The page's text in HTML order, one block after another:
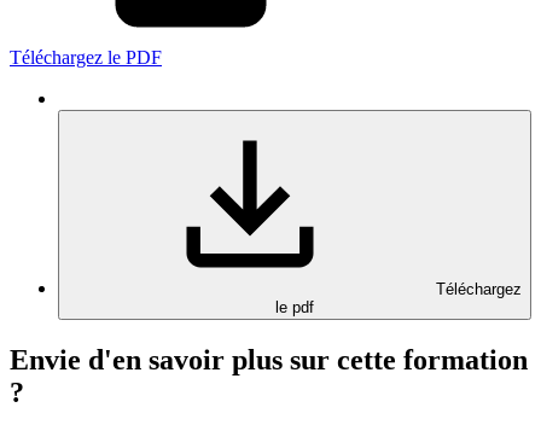
Téléchargez le PDF
Téléchargez
le pdf
Envie d'en savoir plus sur cette formation
?